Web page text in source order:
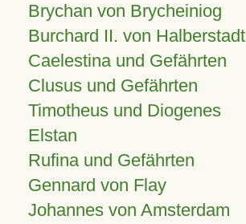
Brychan von Brycheiniog
Burchard II. von Halberstadt
Caelestina und Gefährten
Clusus und Gefährten
Timotheus und Diogenes
Elstan
Rufina und Gefährten
Gennard von Flay
Johannes von Amsterdam